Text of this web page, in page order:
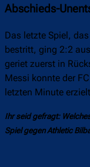
Abschieds-
Das letzte Spiel,
bestritt, ging 2:2
geriet zuerst in
Messi konnte der
letzten Minute
Ihr seid gefragt:
Spiel gegen Athletic